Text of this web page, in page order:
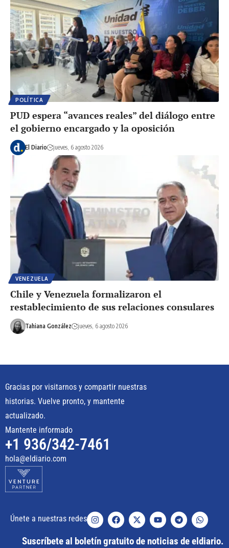
POLÍTICA
PUD espera “avances reales” del diálogo entre
el gobierno encargado y la oposición
El Diario jueves, 6 agosto 2026
VENEZUELA
Chile y Venezuela formalizaron el
restablecimiento de sus relaciones consulares
Tahiana González jueves, 6 agosto 2026
Gracias por visitarnos y compartir nuestras
historias. Vuelve pronto, y mantente
actualizado.
Mantente informado
+1 936/342-7461
hola@eldiario.com
Únete a nuestras redes
Suscríbete al boletín gratuito de noticias de eldiario.